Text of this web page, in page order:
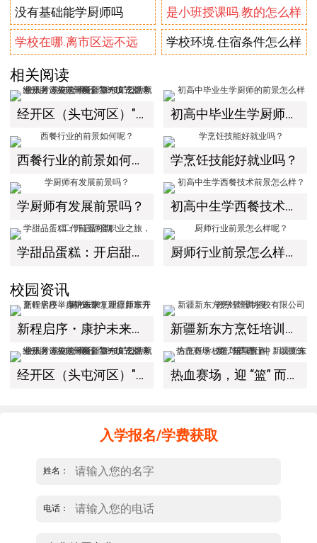
没有基础能学厨师吗 是小班授课吗.教的怎么样
学校在哪.离市区远不远 学校环境.住宿条件怎么样
相关阅读
经开区（头屯河区）"3+10"公共就业服务进校园暨新疆新东方烹饪学校人才双选会+校企签约仪式圆满举行 初高中毕业生学厨师的前景怎么样
西餐行业的前景如何呢？ 学烹饪技能好就业吗？
学厨师有发展前景吗？ 初高中生学西餐技术前景怎么样？
学甜品蛋糕：开启甜蜜职业之旅，工作前景可期 厨师行业前景怎么样呢？
校园资讯
新程启序・康护未来｜新疆新东方烹饪学校举办中医康复理疗师班开幕仪式！ 新疆新东方烹饪培训学校有限公司教学管理制度
经开区（头屯河区）"3+10"公共就业服务进校园暨新疆新东方烹饪学校人才双选会+校企签约仪式圆满举行 热血赛场，迎 “篮” 而上｜新疆新东方烹饪学校篮球赛进行中！以技筑梦，乐享青春
入学报名/学费获取
姓名：
电话：